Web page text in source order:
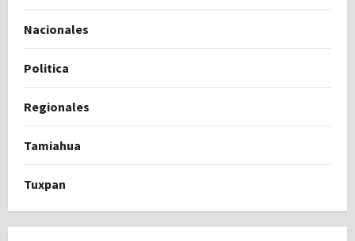
Nacionales
Politica
Regionales
Tamiahua
Tuxpan